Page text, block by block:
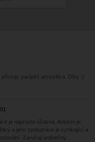
parádní atmosféra. Díky :)
je naprosto úžasná. Antonín je
a jeho spolupráce je vynikající a
Zaručují jedinečný